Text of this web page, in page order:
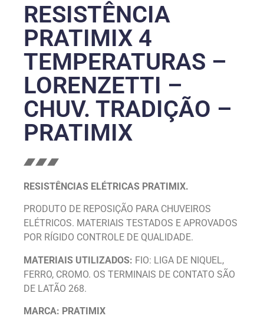
RESISTÊNCIA
PRATIMIX 4
TEMPERATURAS –
LORENZETTI –
CHUV. TRADIÇÃO –
PRATIMIX
RESISTÊNCIAS ELÉTRICAS PRATIMIX.
PRODUTO DE REPOSIÇÃO PARA CHUVEIROS
ELÉTRICOS. MATERIAIS TESTADOS E APROVADOS
POR RÍGIDO CONTROLE DE QUALIDADE.
MATERIAIS UTILIZADOS: FIO: LIGA DE NIQUEL,
FERRO, CROMO. OS TERMINAIS DE CONTATO SÃO
DE LATÃO 268.
MARCA: PRATIMIX